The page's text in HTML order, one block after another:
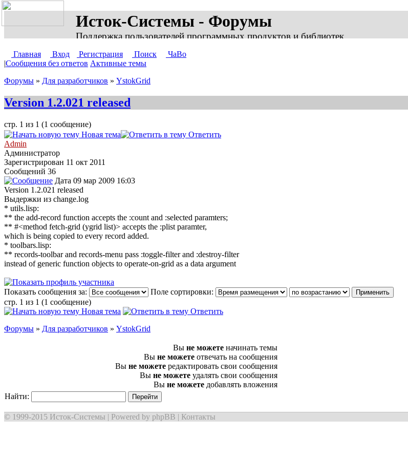
Исток-Системы - Форумы
Поддержка пользователей программных продуктов и библиотек
Главная Вход Регистрация Поиск
ЧаВо
|Сообщения без ответов Активные темы
Форумы » Для разработчиков » YstokGrid
Version 1.2.021 released
стр. 1 из 1 (1 сообщение)
Новая тема
Ответить
Admin
Администратор
Зарегистрирован 11 окт 2011
Сообщений 36
Дата 09 мар 2009 16:03
Version 1.2.021 released
Выдержки из change.log
* utils.lisp:
** the add-record function accepts the :count and :selected paramters;
** #<method fetch-grid (ygrid list)> accepts the :plist paramter,
which is being copied to every record added.
* toolbars.lisp:
** records-toolbar and records-menu pass :toggle-filter and :destroy-filter
instead of generic function objects to operate-on-grid as a data argument
Показать сообщения за:
Поле сортировки:
стр. 1 из 1 (1 сообщение)
Новая тема
Ответить
Форумы » Для разработчиков » YstokGrid
Вы не можете начинать темы
Вы не можете отвечать на сообщения
Вы не можете редактировать свои сообщения
Вы не можете удалять свои сообщения
Вы не можете добавлять вложения
Найти:
© 1999-2015 Исток-Системы | Powered by phpBB | Контакты